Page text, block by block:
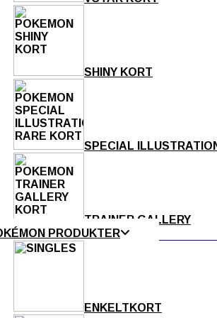
SHINY KORT
SPECIAL
TRAINER GALLERY
PRODUKTER
ENKELTKORT